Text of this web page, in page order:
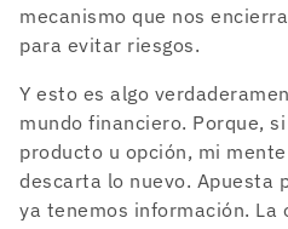
mecanismo que nos
para evitar riesgos.
Y esto es algo
mundo financiero. Porque,
producto u opción, mi
descarta lo nuevo. Apuesta
ya tenemos información. La